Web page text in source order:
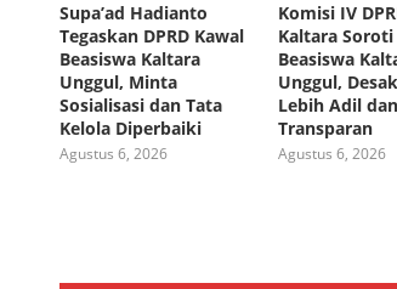
Supa’ad Hadianto
Tegaskan DPRD Kawal
Beasiswa Kaltara
Unggul, Minta
Sosialisasi dan Tata
Kelola Diperbaiki
Agustus 6, 2026
Komisi IV
Kaltara Soroti
Beasiswa
Unggul,
Lebih Adil dan
Transparan
Agustus 6, 2026